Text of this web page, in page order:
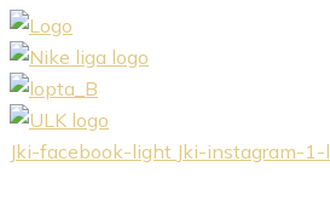
Preskočiť
na
obsah
Jki-facebook-light Jki-instagram-